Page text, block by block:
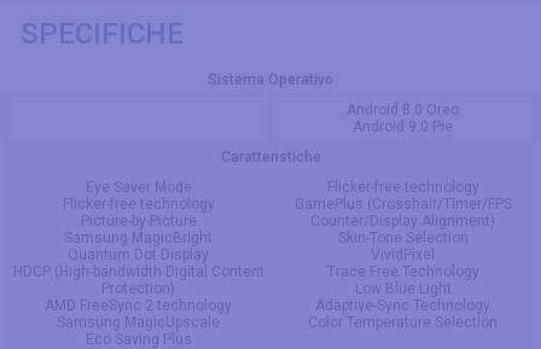
SPECIFICHE
Sistema Operativo
Android 8.0 Oreo
Android 9.0 Pie
Caratteristiche
Eye Saver Mode
Flicker-free technology
Picture-by-Picture
Samsung MagicBright
Quantum Dot Display
HDCP (High-bandwidth Digital Content
Protection)
AMD FreeSync 2 technology
Samsung MagicUpscale
Eco Saving Plus
Flicker-free technology
GamePlus (Crosshair/Timer/FPS
Counter/Display Alignment)
Skin-Tone Selection
VividPixel
Trace Free Technology
Low Blue Light
Adaptive-Sync Technology
Color Temperature Selection